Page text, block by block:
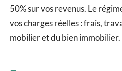
50% sur vos revenus. Le
vos charges réelles : frais,
mobilier et du bien immobilier.